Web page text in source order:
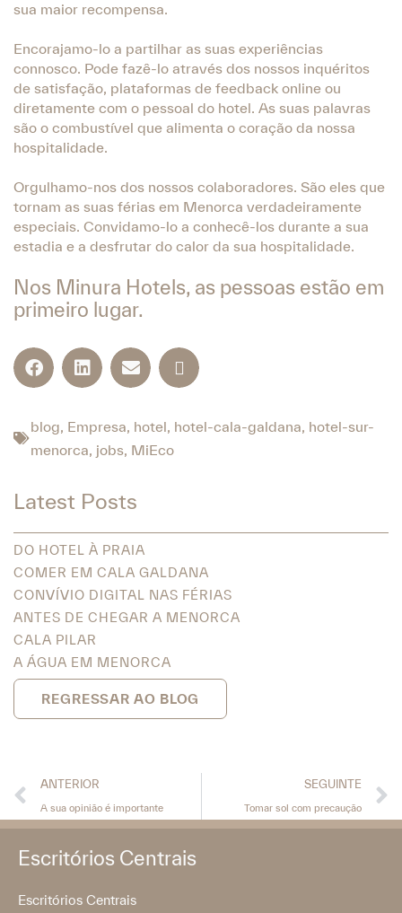
sua maior recompensa.
Encorajamo-lo a partilhar as suas experiências
connosco. Pode fazê-lo através dos nossos inquéritos
de satisfação, plataformas de feedback online ou
diretamente com o pessoal do hotel. As suas palavras
são o combustível que alimenta o coração da nossa
hospitalidade.
Orgulhamo-nos dos nossos colaboradores. São eles que
tornam as suas férias em Menorca verdadeiramente
especiais. Convidamo-lo a conhecê-los durante a sua
estadia e a desfrutar do calor da sua hospitalidade.
Nos Minura Hotels, as pessoas estão em
primeiro lugar.
blog, Empresa, hotel, hotel-cala-galdana, hotel-sur-
menorca, jobs, MiEco
Latest Posts
DO HOTEL À PRAIA
COMER EM CALA GALDANA
CONVÍVIO DIGITAL NAS FÉRIAS
ANTES DE CHEGAR A MENORCA
CALA PILAR
A ÁGUA EM MENORCA
REGRESSAR AO BLOG
ANTERIOR
A sua opinião é importante
SEGUINTE
Tomar sol com precaução
Escritórios Centrais
Escritórios Centrais